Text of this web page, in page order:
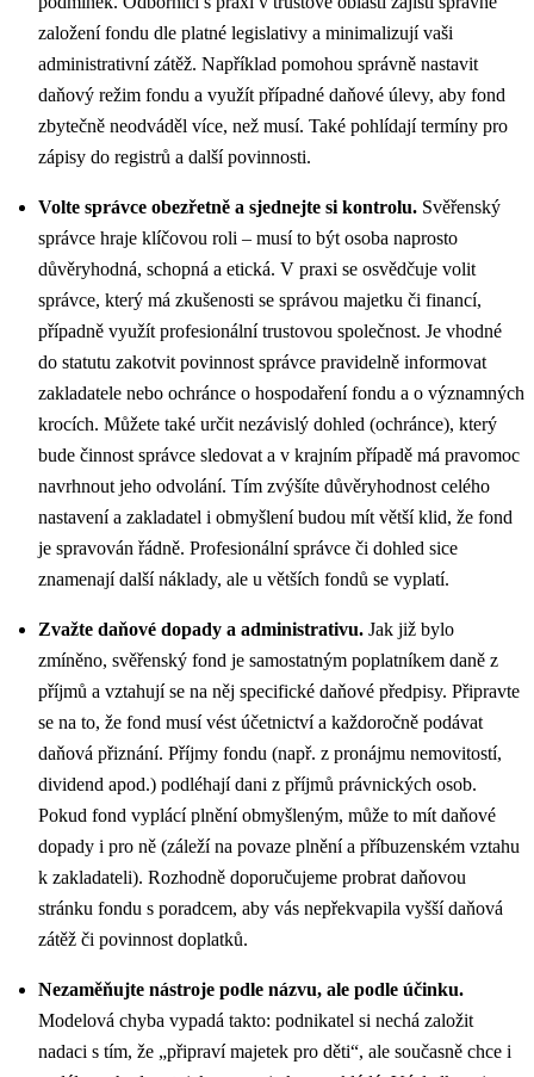
založení fondu dle platné legislativy a minimalizují vaši
administrativní zátěž. Například pomohou správně nastavit
daňový režim fondu a využít případné daňové úlevy, aby fond
zbytečně neodváděl více, než musí. Také pohlídají termíny pro
zápisy do registrů a další povinnosti.
Volte správce obezřetně a sjednejte si kontrolu. Svěřenský
správce hraje klíčovou roli – musí to být osoba naprosto
důvěryhodná, schopná a etická. V praxi se osvědčuje volit
správce, který má zkušenosti se správou majetku či financí,
případně využít profesionální trustovou společnost. Je vhodné
do statutu zakotvit povinnost správce pravidelně informovat
zakladatele nebo ochránce o hospodaření fondu a o významných
krocích. Můžete také určit nezávislý dohled (ochránce), který
bude činnost správce sledovat a v krajním případě má pravomoc
navrhnout jeho odvolání. Tím zvýšíte důvěryhodnost celého
nastavení a zakladatel i obmyšlení budou mít větší klid, že fond
je spravován řádně. Profesionální správce či dohled sice
znamenají další náklady, ale u větších fondů se vyplatí.
Zvažte daňové dopady a administrativu. Jak již bylo
zmíněno, svěřenský fond je samostatným poplatníkem daně z
příjmů a vztahují se na něj specifické daňové předpisy. Připravte
se na to, že fond musí vést účetnictví a každoročně podávat
daňová přiznání. Příjmy fondu (např. z pronájmu nemovitostí,
dividend apod.) podléhají dani z příjmů právnických osob.
Pokud fond vyplácí plnění obmyšleným, může to mít daňové
dopady i pro ně (záleží na povaze plnění a příbuzenském vztahu
k zakladateli). Rozhodně doporučujeme probrat daňovou
stránku fondu s poradcem, aby vás nepřekvapila vyšší daňová
zátěž či povinnost doplatků.
Nezaměňujte nástroje podle názvu, ale podle účinku.
Modelová chyba vypadá takto: podnikatel si nechá založit
nadaci s tím, že „připraví majetek pro děti“, ale současně chce i